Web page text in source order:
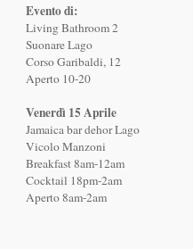
Evento di:
Living Bathroom 2
Suonare Lago
Corso Garibaldi, 12
Aperto 10-20
Venerdì 15 Aprile
Jamaica bar dehor Lago
Vicolo Manzoni
Breakfast 8am-12am
Cocktail 18pm-2am
Aperto 8am-2am